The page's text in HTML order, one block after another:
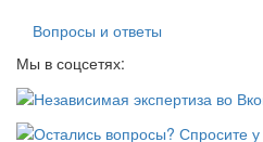
Вопросы и ответы
Мы в соцсетях: